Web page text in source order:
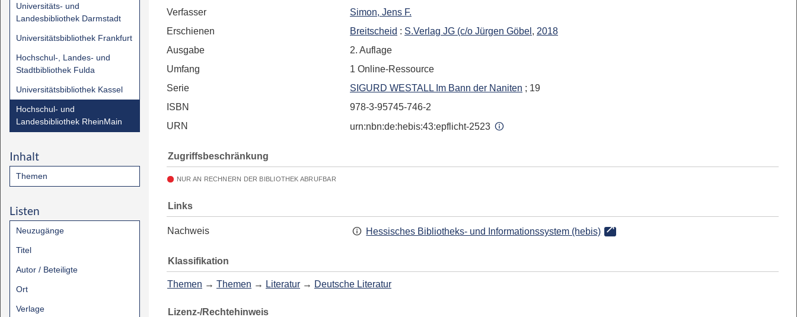
Universitäts- und
Landesbibliothek Darmstadt
Universitätsbibliothek Frankfurt
Hochschul-, Landes- und
Stadtbibliothek Fulda
Universitätsbibliothek Kassel
Hochschul- und
Landesbibliothek RheinMain
Inhalt
Themen
Listen
Neuzugänge
Titel
Autor / Beteiligte
Ort
Verlage
Verfasser
Simon, Jens F.
Erschienen
Breitscheid : S.Verlag JG (c/o Jürgen Göbel , 2018
Ausgabe
2. Auflage
Umfang
1 Online-Ressource
Serie
SIGURD WESTALL Im Bann der Naniten ; 19
ISBN
978-3-95745-746-2
URN
urn:nbn:de:hebis:43:epflicht-2523
Zugriffsbeschränkung
NUR AN RECHNERN DER BIBLIOTHEK ABRUFBAR
Links
Nachweis Hessisches Bibliotheks- und Informationssystem (hebis)
Klassifikation
Themen → Themen → Literatur → Deutsche Literatur
Lizenz-/Rechtehinweis